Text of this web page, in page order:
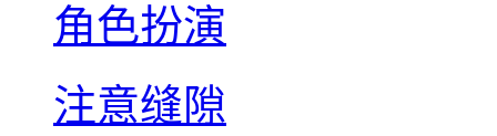
角色扮演
注意缝隙